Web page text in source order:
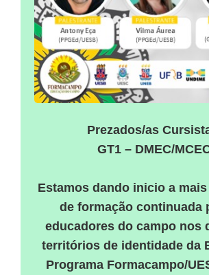
Prezados/as
GT1 – DMEC/
Estamos dando inicio a
de formação continuada
educadores do campo nos
territórios de identidade da
Programa Formacampo/